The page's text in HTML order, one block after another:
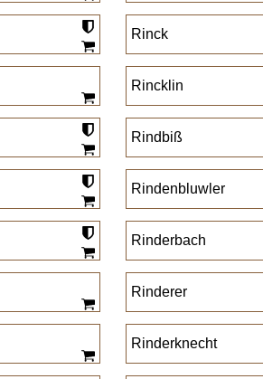
Rinck
Rincklin
Rindbiß
Rindenbluwler
Rinderbach
Rinderer
Rinderknecht